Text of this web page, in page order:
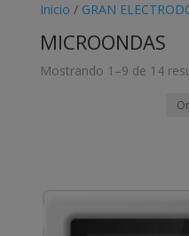
Inicio / GRAN
MICROONDAS
Mostrando 1–9 de 14